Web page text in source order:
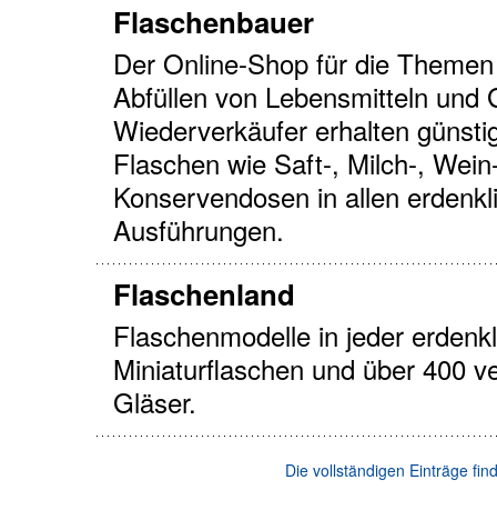
Flaschenbauer
Der Online-Shop für die
Abfüllen von Lebensmitteln und
Wiederverkäufer erhalten
Flaschen wie Saft-, Milch-,
Konservendosen in allen
Ausführungen.
Flaschenland
Flaschenmodelle in jeder
Miniaturflaschen und über 400
Gläser.
Die vollständigen Einträge